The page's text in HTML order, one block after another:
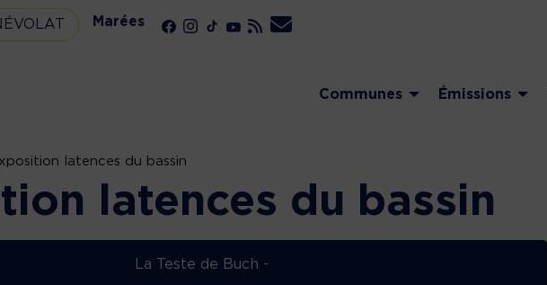
Marées
Communes Émissions
latences du bassin
latences du bassin
La Teste de Buch -